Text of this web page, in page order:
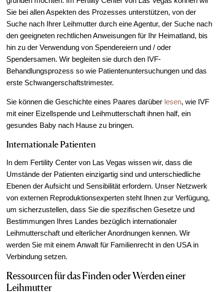
Sie bei allen Aspekten des Prozesses unterstützen, von der
Suche nach Ihrer Leihmutter durch eine Agentur, der Suche nach
den geeigneten rechtlichen Anweisungen für Ihr Heimatland, bis
hin zu der Verwendung von Spendereiern und / oder
Spendersamen. Wir begleiten sie durch den IVF-
Behandlungsprozess so wie Patientenuntersuchungen und das
erste Schwangerschaftstrimester.
Sie können die Geschichte eines Paares darüber lesen, wie IVF
mit einer Eizellspende und Leihmutterschaft ihnen half, ein
gesundes Baby nach Hause zu bringen.
Internationale Patienten
In dem Fertility Center von Las Vegas wissen wir, dass die
Umstände der Patienten einzigartig sind und unterschiedliche
Ebenen der Aufsicht und Sensibilität erfordern. Unser Netzwerk
von externen Reproduktionsexperten steht Ihnen zur Verfügung,
um sicherzustellen, dass Sie die spezifischen Gesetze und
Bestimmungen Ihres Landes bezüglich internationaler
Leihmutterschaft und elterlicher Anordnungen kennen. Wir
werden Sie mit einem Anwalt für Familienrecht in den USA in
Verbindung setzen.
Ressourcen für das Finden oder Werden einer
Leihmutter